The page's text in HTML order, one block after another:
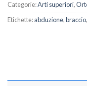
Categorie:Arti superiori,
Etichette:abduzione,braccio,